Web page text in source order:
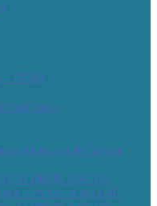
– PNAB
Municipal de Cultura,
ALDIR BLANC DE
– PNAB – CICLO 01